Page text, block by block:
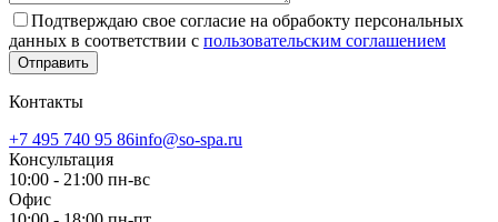
Подтверждаю свое согласие на обрабокту персональных
данных в соответствии с пользовательским соглашением
Отправить
Контакты
+7 495 740 95 86info@so-spa.ru
Консультация
10:00 - 21:00 пн-вс
Офис